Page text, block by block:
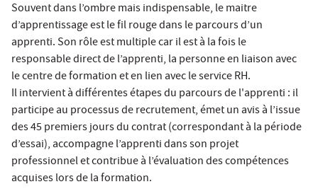
Souvent dans l’ombre mais indispensable, le maitre
d’apprentissage est le fil rouge dans le parcours d’un
apprenti. Son rôle est multiple car il est à la fois le
responsable direct de l’apprenti, la personne en liaison avec
le centre de formation et en lien avec le service RH.
Il intervient à différentes étapes du parcours de l'apprenti : il
participe au processus de recrutement, émet un avis à l’issue
des 45 premiers jours du contrat (correspondant à la période
d’essai), accompagne l’apprenti dans son projet
professionnel et contribue à l’évaluation des compétences
acquises lors de la formation.